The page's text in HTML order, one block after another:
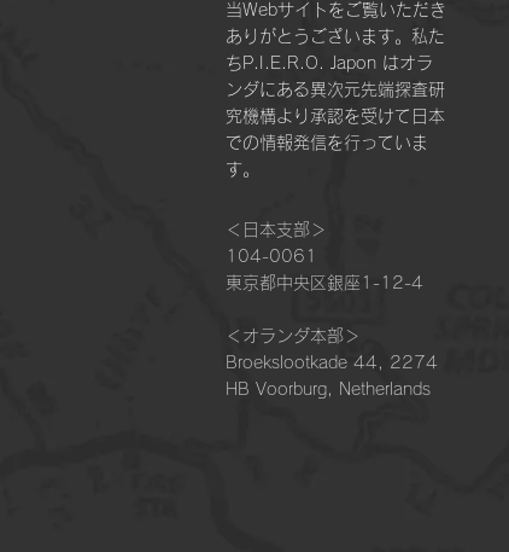
当Webサイトをご覧いただき
ありがとうございます。私た
ちP.I.E.R.O. Japon はオラ
ンダにある異次元先端探査研
究機構より承認を受けて日本
での情報発信を行っていま
す。
＜日本支部＞
104-0061
東京都中央区銀座1-12-4
＜オランダ本部＞​
Broekslootkade 44, 2274
HB Voorburg, Netherlands